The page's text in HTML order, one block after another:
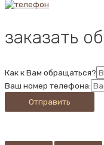
заказать
Как к Вам обращаться?
Ваш номер телефона:
Отправить